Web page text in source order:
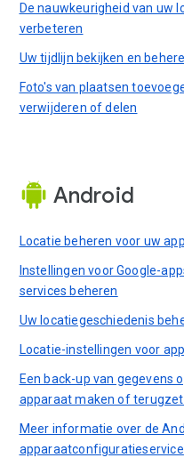
De nauwkeurigheid van uw
verbeteren
Uw tijdlijn bekijken en
Foto's van plaatsen
verwijderen of delen
Android
Locatie beheren voor uw
Instellingen voor Google-
services beheren
Uw locatiegeschiedenis
Locatie-instellingen voor
Een back-up van gegevens
apparaat maken of
Meer informatie over de
apparaatconfiguratieservice